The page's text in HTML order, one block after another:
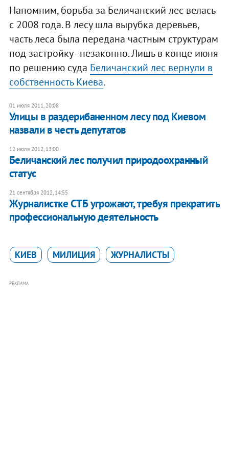
Напомним, борьба за Беличанский лес велась
с 2008 года. В лесу шла вырубка деревьев,
часть леса была передана частным структурам
под застройку - незаконно. Лишь в конце июня
по решению суда Беличанский лес вернули в
собственность Киева.
01 июля 2011, 20:08
Улицы в раздерибаненном лесу под Киевом
назвали в честь депутатов
12 июля 2012, 13:00
Беличанский лес получил природоохранный
статус
21 сентября 2012, 14:55
Журналистке СТБ угрожают, требуя прекратить
профессиональную деятельность
КИЕВ МИЛИЦИЯ ЖУРНАЛИСТЫ
РЕКЛАМА